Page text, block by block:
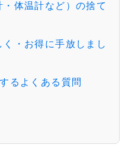
体温計など）の捨て
・お得に手放しまし
るよくある質問